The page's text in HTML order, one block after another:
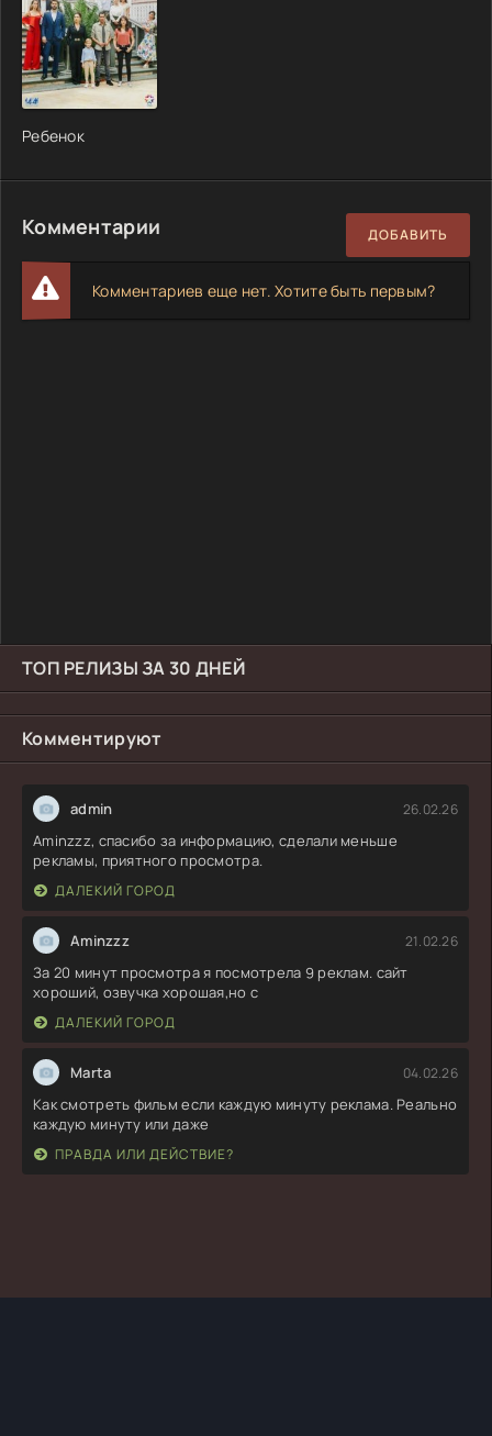
ТОП РЕЛИЗЫ ЗА 30 ДНЕЙ
Комментируют
admin 26.02.26
Aminzzz, спасибо за информацию, сделали меньше
рекламы, приятного просмотра.
ДАЛЕКИЙ ГОРОД
Aminzzz 21.02.26
За 20 минут просмотра я посмотрела 9 реклам. сайт
хороший, озвучка хорошая,но с
ДАЛЕКИЙ ГОРОД
Marta 04.02.26
Как смотреть фильм если каждую минуту реклама. Реально
каждую минуту или даже
ПРАВДА ИЛИ ДЕЙСТВИЕ?
Ребенок
Комментарии ДОБАВИТЬ
Комментариев еще нет. Хотите быть первым?